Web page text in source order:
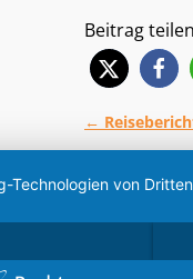
Beitrag
←
Technologien von